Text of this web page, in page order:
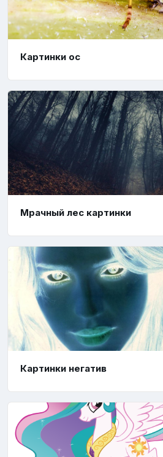
Картинки ос
Мрачный лес картинки
Картинки негатив